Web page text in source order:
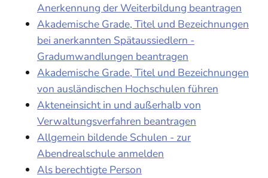
Anerkennung der Weiterbildung beantragen
Akademische Grade, Titel und Bezeichnungen
bei anerkannten Spätaussiedlern -
Gradumwandlungen beantragen
Akademische Grade, Titel und Bezeichnungen
von ausländischen Hochschulen führen
Akteneinsicht in und außerhalb von
Verwaltungsverfahren beantragen
Allgemein bildende Schulen - zur
Abendrealschule anmelden
Als berechtigte Person